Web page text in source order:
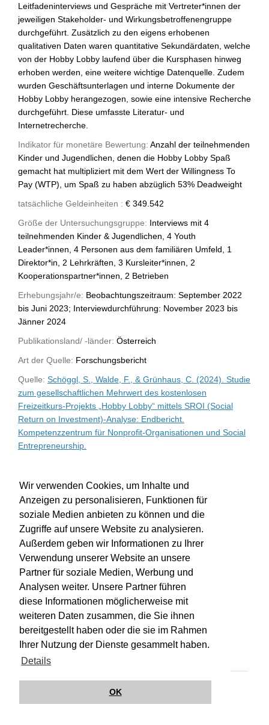
Wir verwenden Cookies, um Inhalte und
Anzeigen zu personalisieren, Funktionen für
soziale Medien anbieten zu können und die
Zugriffe auf unsere Website zu analysieren.
Außerdem geben wir Informationen zu Ihrer
Verwendung unserer Website an unsere
Partner für soziale Medien, Werbung und
Analysen weiter. Unsere Partner führen
diese Informationen möglicherweise mit
weiteren Daten zusammen, die Sie ihnen
bereitgestellt haben oder die sie im Rahmen
Ihrer Nutzung der Dienste gesammelt haben.
Details
OK
Leitfadeninterviews und Gespräche mit Vertreter*innen der
jeweiligen Stakeholder- und Wirkungsbetroffenengruppe
durchgeführt. Zusätzlich zu den eigens erhobenen
qualitativen Daten waren quantitative Sekundärdaten, welche
von der Hobby Lobby laufend über die Kursphasen hinweg
erhoben werden, eine weitere wichtige Datenquelle. Zudem
wurden Geschäftsunterlagen und interne Dokumente der
Hobby Lobby herangezogen, sowie eine intensive Recherche
durchgeführt. Diese umfasste Literatur- und
Internetrecherche.
Indikator für monetäre Bewertung: Anzahl der teilnehmenden
Kinder und Jugendlichen, denen die Hobby Lobby Spaß
gemacht hat multipliziert mit dem Wert der Willingness To
Pay (WTP), um Spaß zu haben abzüglich 53% Deadweight
tatsächliche Geldeinheiten : € 349.542
Größe der Untersuchungsgruppe: Interviews mit 4
teilnehmenden Kinder & Jugendlichen, 4 Youth
Leader*innen, 4 Personen aus dem familiären Umfeld, 1
Direktor*in, 2 Lehrkräften, 3 Kursleiter*innen, 2
Kooperationspartner*innen, 2 Betrieben
Erhebungsjahr/e: Beobachtungszeitraum: September 2022
bis Juni 2023; Interviewdurchführung: November 2023 bis
Jänner 2024
Publikationsland/ -länder: Österreich
Art der Quelle: Forschungsbericht
Quelle: Schöggl, S., Walde, F., & Grünhaus, C. (2024). Studie
zum gesellschaftlichen Mehrwert des kostenlosen
Freizeitkurs-Projekts „Hobby Lobby“ mittels SROI (Social
Return on Investment)-Analyse: Endbericht.
Kompetenzzentrum für Nonprofit-Organisationen und Social
Entrepreneurship.
Impressum Kontakt Hilfe
Datenschutz
Barrierefreiheit